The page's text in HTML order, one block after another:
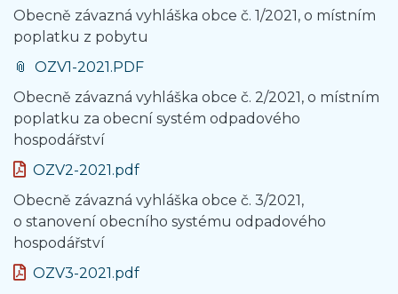
Obecně závazná vyhláška obce č. 1/2021, o místním
poplatku z pobytu
OZV1-2021.PDF
Obecně závazná vyhláška obce č. 2/2021, o místním
poplatku za obecní systém odpadového
hospodářství
OZV2-2021.pdf
Obecně závazná vyhláška obce č. 3/2021,
o stanovení obecního systému odpadového
hospodářství
OZV3-2021.pdf